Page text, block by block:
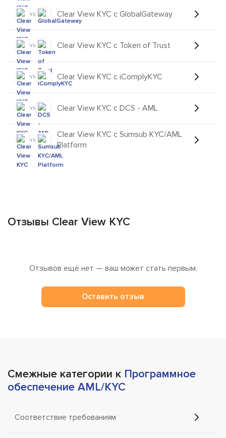
vs Clear View KYC с GlobalGateway
vs Clear View KYC с Token of Trust
vs Clear View KYC с iComplyKYC
vs Clear View KYC с DCS - AML
vs
Clear View KYC с Sumsub KYC/AML
Platform
Отзывы Clear View KYC
Отзывов ещё нет — ваш может стать первым.
Оставить отзыв
Смежные категории к Программное
обеспечение AML/KYC
Соответствие требованиям